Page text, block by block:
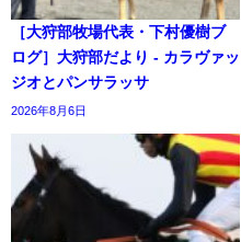
［大狩部牧場代表・下村優樹ブ
ログ］大狩部だより - カラヴァッ
ジオとパンサラッサ
2026年8月6日